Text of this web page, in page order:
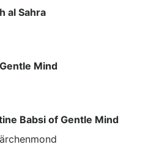
al Sahra
Mind
Babsi of Gentle Mind